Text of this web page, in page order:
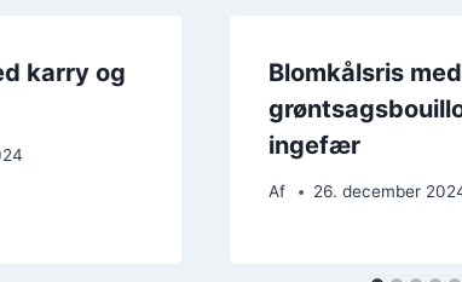
karry og
Blomkålsris med
ingefær
Af 26. december